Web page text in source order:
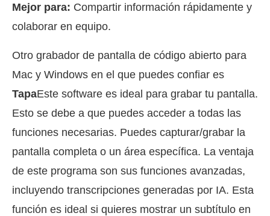
Mejor para: Compartir información rápidamente y
colaborar en equipo.
Otro grabador de pantalla de código abierto para
Mac y Windows en el que puedes confiar es
TapaEste software es ideal para grabar tu pantalla.
Esto se debe a que puedes acceder a todas las
funciones necesarias. Puedes capturar/grabar la
pantalla completa o un área específica. La ventaja
de este programa son sus funciones avanzadas,
incluyendo transcripciones generadas por IA. Esta
función es ideal si quieres mostrar un subtítulo en